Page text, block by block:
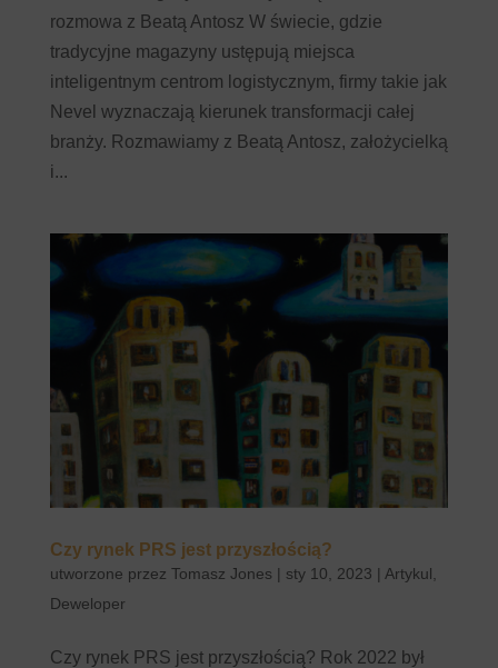
rozmowa z Beatą Antosz W świecie, gdzie
tradycyjne magazyny ustępują miejsca
inteligentnym centrom logistycznym, firmy takie jak
Nevel wyznaczają kierunek transformacji całej
branży. Rozmawiamy z Beatą Antosz, założycielką
i...
Czy rynek PRS jest przyszłością?
utworzone przez Tomasz Jones | sty 10, 2023 | Artykul
Deweloper
Czy rynek PRS jest przyszłością? Rok 2022 był